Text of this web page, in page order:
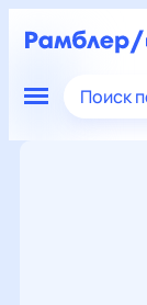
Поиск